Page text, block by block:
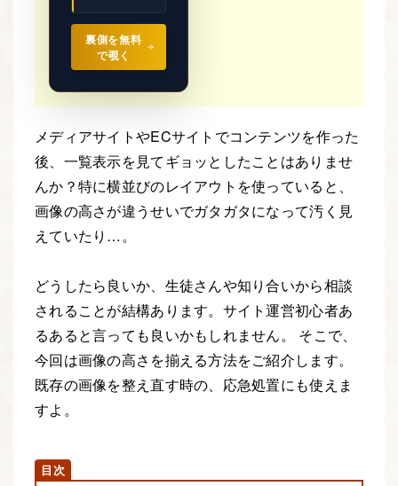
裏側を無料
で覗く
メディアサイトやECサイトでコンテンツを作った
後、一覧表示を見てギョッとしたことはありませ
んか？特に横並びのレイアウトを使っていると、
画像の高さが違うせいでガタガタになって汚く見
えていたり…。
どうしたら良いか、生徒さんや知り合いから相談
されることが結構あります。サイト運営初心者あ
るあると言っても良いかもしれません。 そこで、
今回は画像の高さを揃える方法をご紹介します。
既存の画像を整え直す時の、応急処置にも使えま
すよ。